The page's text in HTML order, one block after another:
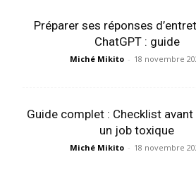
Préparer ses réponses
ChatGPT : guide
Miché Mikito - 18 novembre
Guide complet : Checklist
un job toxique
Miché Mikito - 18 novembre